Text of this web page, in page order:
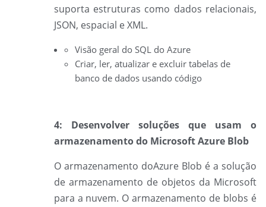
suporta estruturas como dados relacionais,
JSON, espacial e XML.
Visão geral do SQL do Azure
Criar, ler, atualizar e excluir tabelas de
banco de dados usando código
4: Desenvolver soluções que usam o
armazenamento do Microsoft Azure Blob
O armazenamento doAzure Blob é a solução
de armazenamento de objetos da Microsoft
para a nuvem. O armazenamento de blobs é